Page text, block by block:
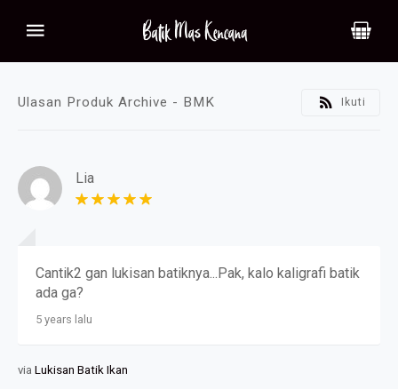
Ulasan Produk Archive - BMK Ikuti
Lia
Cantik2 gan lukisan batiknya...Pak, kalo kaligrafi batik
ada ga?
5 years lalu
via Lukisan Batik Ikan